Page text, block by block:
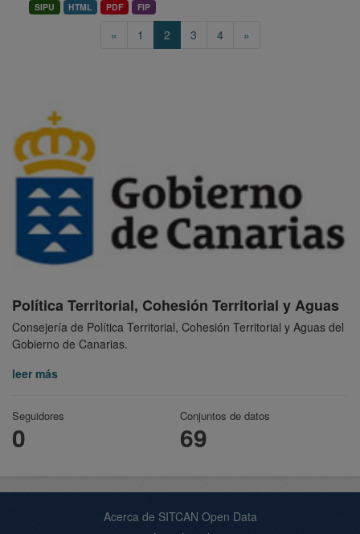
Política Territorial, Cohesión Territorial y Aguas
Consejería de Política Territorial, Cohesión Territorial y Aguas del
Gobierno de Canarias.
leer más
Seguidores
0
Conjuntos de datos
69
SIPU HTML PDF FIP
« 1 2 3 4 »
Acerca de SITCAN Open Data